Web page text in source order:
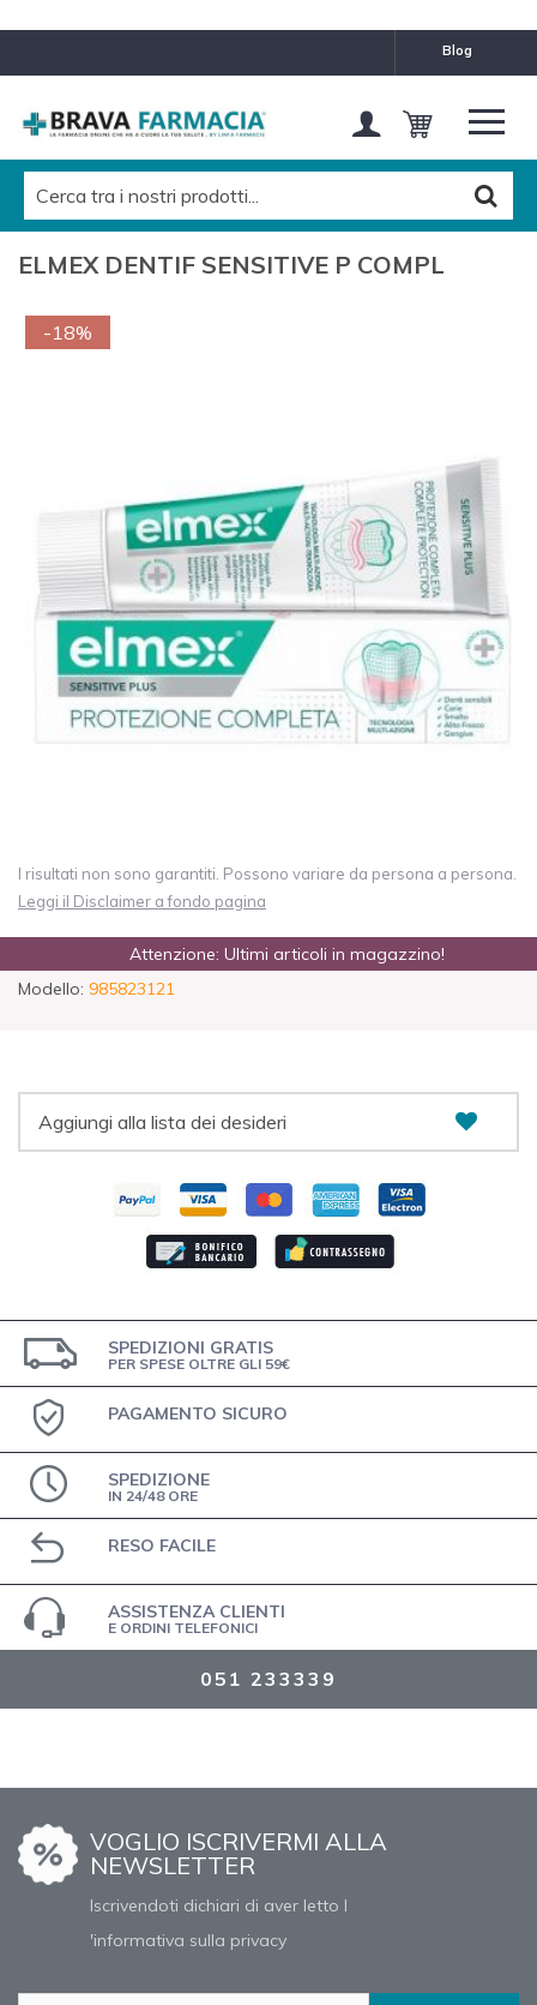
blog
ELMEX DENTIF SENSITIVE P COMPL
-18%
I risultati non sono garantiti. Possono variare da persona a persona.
Leggi il Disclaimer a fondo pagina
Attenzione: Ultimi articoli in magazzino!
Modello: 985823121
Aggiungi alla lista dei desideri
SPEDIZIONI GRATIS
PER SPESE OLTRE GLI 59€
PAGAMENTO SICURO
SPEDIZIONE
IN 24/48 ORE
RESO FACILE
ASSISTENZA CLIENTI
E ORDINI TELEFONICI
051 233339
VOGLIO ISCRIVERMI ALLA
NEWSLETTER
Iscrivendoti dichiari di aver letto l
'informativa sulla privacy